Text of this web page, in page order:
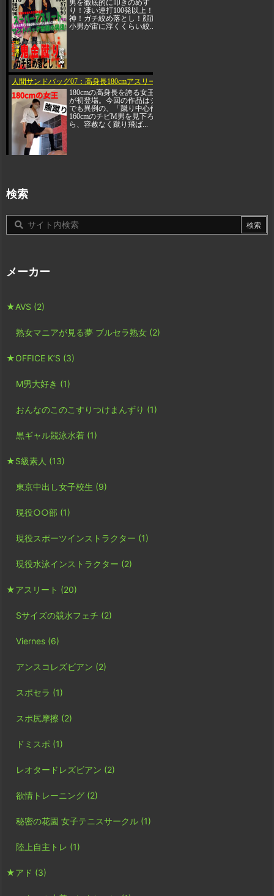
検索
メーカー
★AVS (2)
熟女マニアが見る夢 ブルセラ熟女 (2)
★OFFICE K’S (3)
M男大好き (1)
おんなのこのこすりつけまんずり (1)
黒ギャル競泳水着 (1)
★S級素人 (13)
東京中出し女子校生 (9)
現役○○部 (1)
現役スポーツインストラクター (1)
現役水泳インストラクター (2)
★アスリート (20)
Sサイズの競水フェチ (2)
Viernes (6)
アンスコレズビアン (2)
スポセラ (1)
スポ尻摩擦 (2)
ドミスポ (1)
レオタードレズビアン (2)
欲情トレーニング (2)
秘密の花園 女子テニスサークル (1)
陸上自主トレ (1)
★アド (3)